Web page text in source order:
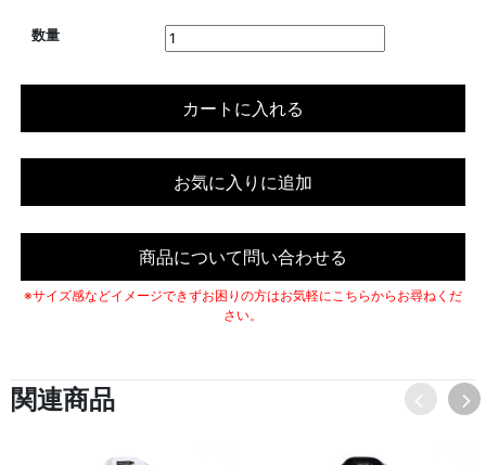
数量
カートに入れる
お気に入りに追加
商品について問い合わせる
※サイズ感などイメージできずお困りの方はお気軽にこちらからお尋ねくだ
さい。
関連商品